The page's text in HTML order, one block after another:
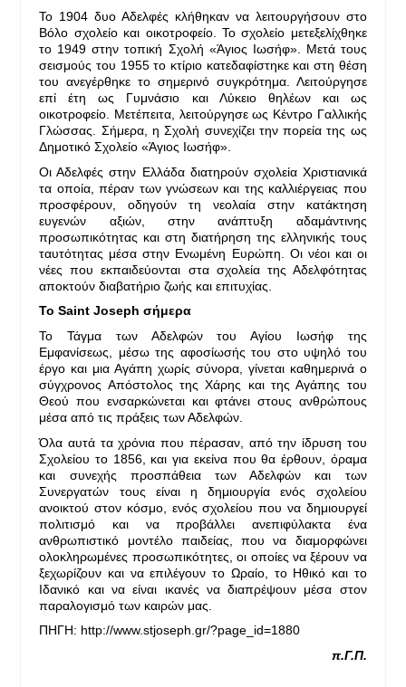
Το 1904 δυο Αδελφές κλήθηκαν να λειτουργήσουν στο
Βόλο σχολείο και οικοτροφείο. Το σχολείο μετεξελίχθηκε
το 1949 στην τοπική Σχολή «Άγιος Ιωσήφ». Μετά τους
σεισμούς του 1955 το κτίριο κατεδαφίστηκε και στη θέση
του ανεγέρθηκε το σημερινό συγκρότημα. Λειτούργησε
επί έτη ως Γυμνάσιο και Λύκειο θηλέων και ως
οικοτροφείο. Μετέπειτα, λειτούργησε ως Κέντρο Γαλλικής
Γλώσσας. Σήμερα, η Σχολή συνεχίζει την πορεία της ως
Δημοτικό Σχολείο «Άγιος Ιωσήφ».
Οι Αδελφές στην Ελλάδα διατηρούν σχολεία Χριστιανικά
τα οποία, πέραν των γνώσεων και της καλλιέργειας που
προσφέρουν, οδηγούν τη νεολαία στην κατάκτηση
ευγενών αξιών, στην ανάπτυξη αδαμάντινης
προσωπικότητας και στη διατήρηση της ελληνικής τους
ταυτότητας μέσα στην Ενωμένη Ευρώπη. Οι νέοι και οι
νέες που εκπαιδεύονται στα σχολεία της Αδελφότητας
αποκτούν διαβατήριο ζωής και επιτυχίας.
Το Saint Joseph σήμερα
Το Τάγμα των Αδελφών του Αγίου Ιωσήφ της
Εμφανίσεως, μέσω της αφοσίωσής του στο υψηλό του
έργο και μια Αγάπη χωρίς σύνορα, γίνεται καθημερινά ο
σύγχρονος Απόστολος της Χάρης και της Αγάπης του
Θεού που ενσαρκώνεται και φτάνει στους ανθρώπους
μέσα από τις πράξεις των Αδελφών.
Όλα αυτά τα χρόνια που πέρασαν, από την ίδρυση του
Σχολείου το 1856, και για εκείνα που θα έρθουν, όραμα
και συνεχής προσπάθεια των Αδελφών και των
Συνεργατών τους είναι η δημιουργία ενός σχολείου
ανοικτού στον κόσμο, ενός σχολείου που να δημιουργεί
πολιτισμό και να προβάλλει ανεπιφύλακτα ένα
ανθρωπιστικό μοντέλο παιδείας, που να διαμορφώνει
ολοκληρωμένες προσωπικότητες, οι οποίες να ξέρουν να
ξεχωρίζουν και να επιλέγουν το Ωραίο, το Ηθικό και το
Ιδανικό και να είναι ικανές να διαπρέψουν μέσα στον
παραλογισμό των καιρών μας.
ΠΗΓΗ: http://www.stjoseph.gr/?page_id=1880
π.Γ.Π.